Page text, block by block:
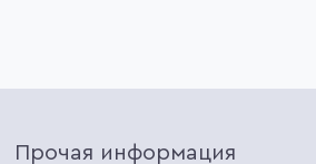
Прочая информация